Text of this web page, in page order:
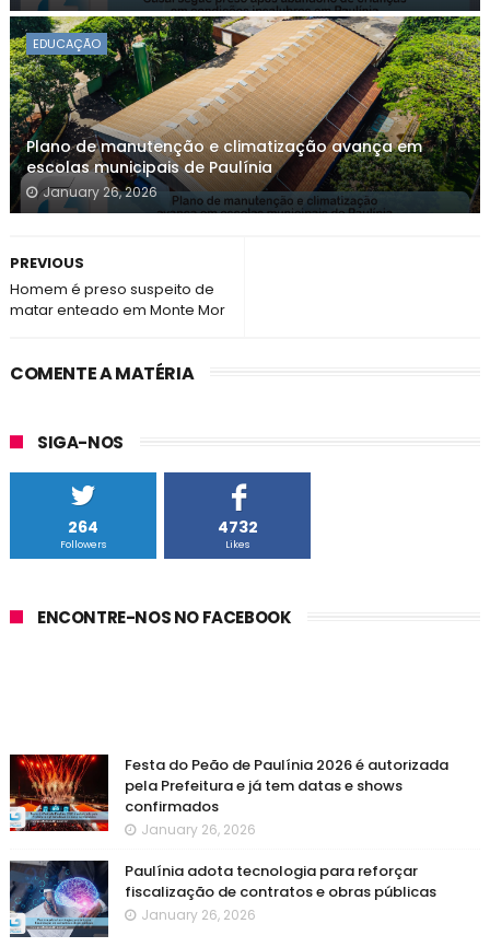
EDUCAÇÃO
Plano de manutenção e climatização avança em
escolas municipais de Paulínia
January 26, 2026
PREVIOUS
Homem é preso suspeito de
matar enteado em Monte Mor
COMENTE A MATÉRIA
SIGA-NOS
264
Followers
4732
Likes
ENCONTRE-NOS NO FACEBOOK
Festa do Peão de Paulínia 2026 é autorizada
pela Prefeitura e já tem datas e shows
confirmados
January 26, 2026
Paulínia adota tecnologia para reforçar
fiscalização de contratos e obras públicas
January 26, 2026